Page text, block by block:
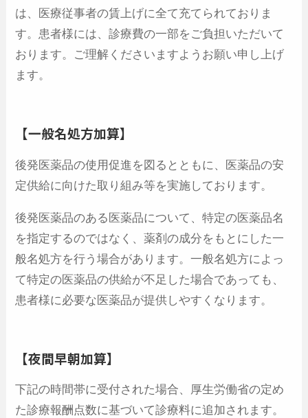
は、医療従事者の賃上げに全て充てられておりま
す。患者様には、診療費の一部をご負担いただいて
おります。ご理解くださいますようお願い申し上げ
ます。
【一般名処方加算】
後発医薬品の使用促進を図るとともに、医薬品の安
定供給に向けた取り組み等を実施しております。
後発医薬品のある医薬品について、特定の医薬品名
を指定するのではなく、薬剤の成分をもとにした一
般名処方を行う場合があります。一般名処方によっ
て特定の医薬品の供給が不足した場合であっても、
患者様に必要な医薬品が提供しやすくなります。
【夜間早朝加算】
下記の時間帯に受付された場合、厚生労働省の定め
た診療報酬点数に基づいて診療料に追加されます。